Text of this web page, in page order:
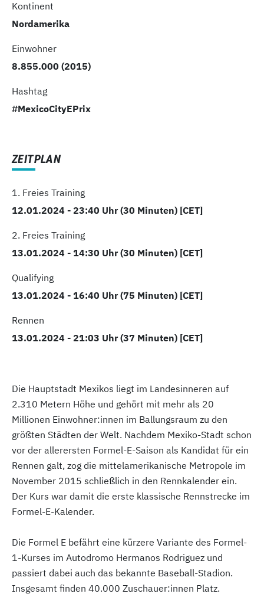
Kontinent
Nordamerika
Einwohner
8.855.000 (2015)
Hashtag
#MexicoCityEPrix
ZEITPLAN
1. Freies Training
12.01.2024 - 23:40 Uhr (30 Minuten) [CET]
2. Freies Training
13.01.2024 - 14:30 Uhr (30 Minuten) [CET]
Qualifying
13.01.2024 - 16:40 Uhr (75 Minuten) [CET]
Rennen
13.01.2024 - 21:03 Uhr (37 Minuten) [CET]
Die Hauptstadt Mexikos liegt im Landesinneren auf
2.310 Metern Höhe und gehört mit mehr als 20
Millionen Einwohner:innen im Ballungsraum zu den
größten Städten der Welt. Nachdem Mexiko-Stadt schon
vor der allerersten Formel-E-Saison als Kandidat für ein
Rennen galt, zog die mittelamerikanische Metropole im
November 2015 schließlich in den Rennkalender ein.
Der Kurs war damit die erste klassische Rennstrecke im
Formel-E-Kalender.
Die Formel E befährt eine kürzere Variante des Formel-
1-Kurses im Autodromo Hermanos Rodriguez und
passiert dabei auch das bekannte Baseball-Stadion.
Insgesamt finden 40.000 Zuschauer:innen Platz.